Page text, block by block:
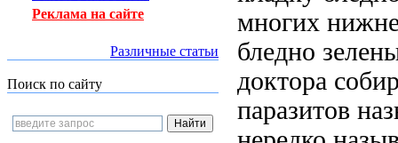
Реклама на сайте
Различные статьи
Поиск по сайту
многих
бледно
доктора
паразитов